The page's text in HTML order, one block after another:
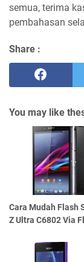
semua, terima
pembahasan
Share :
You may like
Cara Mudah Flash
Z Ultra C6802 Via